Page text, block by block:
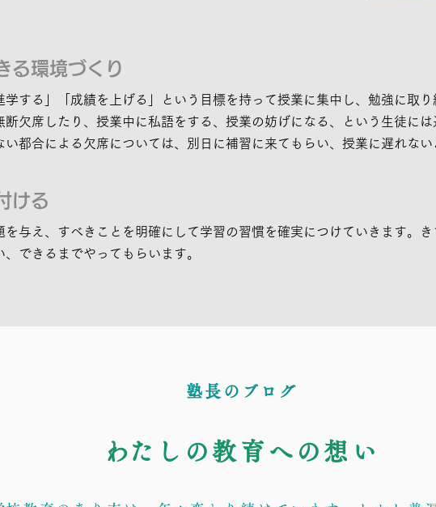
る環境づくり
学する」「成績を上げる」という目標を持って授業に集中し、勉強に取
断欠席したり、授業中に私語をする、授業の妨げになる、という生徒には
都合による欠席については、別日に補習に来てもらい、授業に遅れない
ける
を与え、すべきことを明確にして学習の習慣を確実につけていきます。
できるまでやってもらいます。
塾長のブログ
​わたしの教育への想い